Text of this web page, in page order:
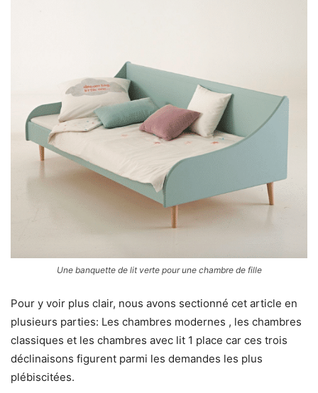
Une banquette de lit verte pour une chambre de fille
Pour y voir plus clair, nous avons sectionné cet article en
plusieurs parties: Les chambres modernes , les chambres
classiques et les chambres avec lit 1 place car ces trois
déclinaisons figurent parmi les demandes les plus
plébiscitées.